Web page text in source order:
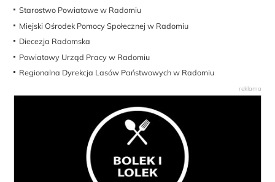
Starostwo Powiatowe w Radomiu
Miejski Ośrodek Pomocy Społecznej w Radomiu
Diecezja Radomska
Powiatowy Urząd Pracy w Radomiu
Regionalna Dyrekcja Lasów Państwowych w Radomiu